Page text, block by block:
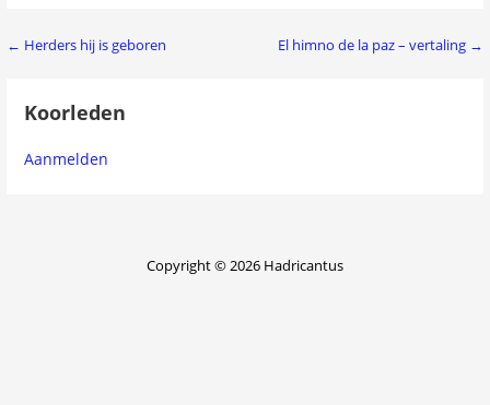
Bericht
← Herders hij is geboren El himno de la paz – vertaling →
Koorleden
Aanmelden
Copyright © 2026 Hadricantus